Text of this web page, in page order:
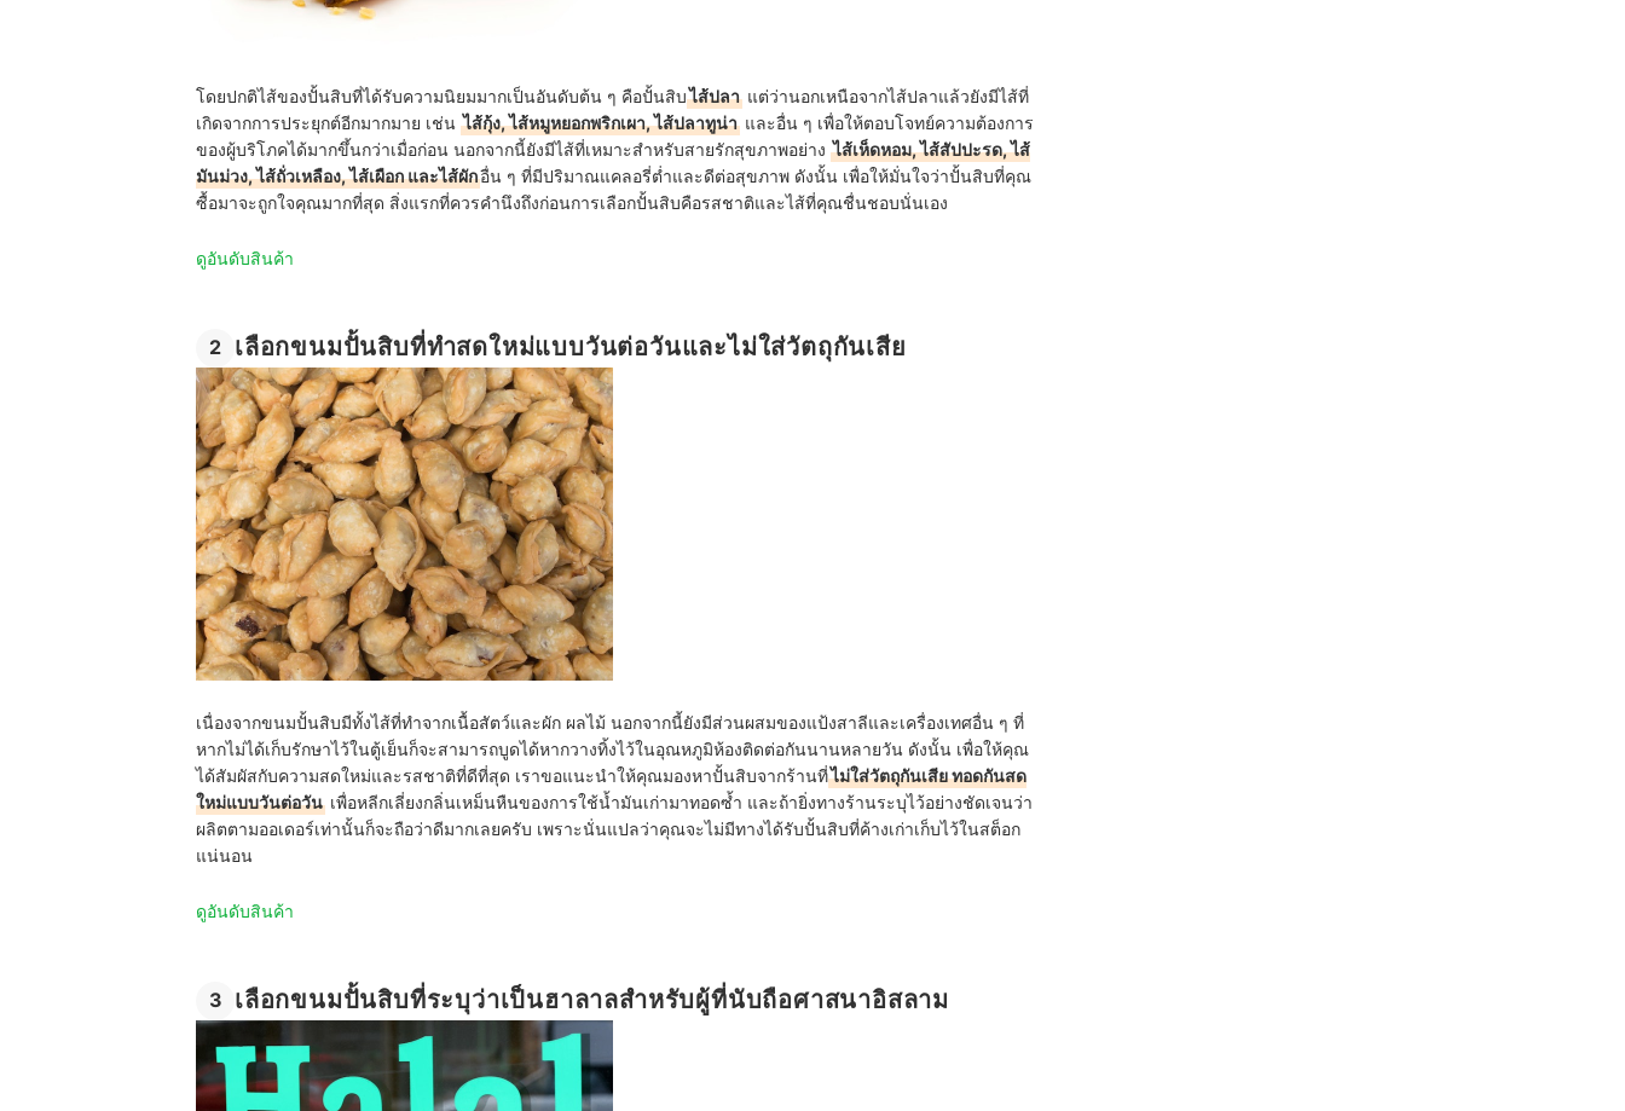
โดยปกติไส้ของปั้นสิบที่ได้รับความนิยมมากเป็นอันดับต้น ๆ คือปั้นสิบไส้ปลา แต่ว่านอกเหนือจากไส้ปลาแล้วยังมีไส้ที่
เกิดจากการประยุกต์อีกมากมาย เช่น ไส้กุ้ง, ไส้หมูหยอกพริกเผา, ไส้ปลาทูน่า และอื่น ๆ เพื่อให้ตอบโจทย์ความต้องการ
ของผู้บริโภคได้มากขึ้นกว่าเมื่อก่อน นอกจากนี้ยังมีไส้ที่เหมาะสำหรับสายรักสุขภาพอย่าง ไส้เห็ดหอม, ไส้สัปปะรด, ไส้
มันม่วง, ไส้ถั่วเหลือง, ไส้เผือก และไส้ผักอื่น ๆ ที่มีปริมาณแคลอรี่ต่ำและดีต่อสุขภาพ ดังนั้น เพื่อให้มั่นใจว่าปั้นสิบที่คุณ
ซื้อมาจะถูกใจคุณมากที่สุด สิ่งแรกที่ควรคำนึงถึงก่อนการเลือกปั้นสิบคือรสชาติและไส้ที่คุณชื่นชอบนั่นเอง
ดูอันดับสินค้า
2 เลือกขนมปั้นสิบที่ทำสดใหม่แบบวันต่อวันและไม่ใส่วัตถุกันเสีย
เนื่องจากขนมปั้นสิบมีทั้งไส้ที่ทำจากเนื้อสัตว์และผัก ผลไม้ นอกจากนี้ยังมีส่วนผสมของแป้งสาลีและเครื่องเทศอื่น ๆ ที่
หากไม่ได้เก็บรักษาไว้ในตู้เย็นก็จะสามารถบูดได้หากวางทิ้งไว้ในอุณหภูมิห้องติดต่อกันนานหลายวัน ดังนั้น เพื่อให้คุณ
ได้สัมผัสกับความสดใหม่และรสชาติที่ดีที่สุด เราขอแนะนำให้คุณมองหาปั้นสิบจากร้านที่ไม่ใส่วัตถุกันเสีย ทอดกันสด
ใหม่แบบวันต่อวัน เพื่อหลีกเลี่ยงกลิ่นเหม็นหืนของการใช้น้ำมันเก่ามาทอดซ้ำ และถ้ายิ่งทางร้านระบุไว้อย่างชัดเจนว่า
ผลิตตามออเดอร์เท่านั้นก็จะถือว่าดีมากเลยครับ เพราะนั่นแปลว่าคุณจะไม่มีทางได้รับปั้นสิบที่ค้างเก่าเก็บไว้ในสต็อก
แน่นอน
ดูอันดับสินค้า
3 เลือกขนมปั้นสิบที่ระบุว่าเป็นฮาลาลสำหรับผู้ที่นับถือศาสนาอิสลาม